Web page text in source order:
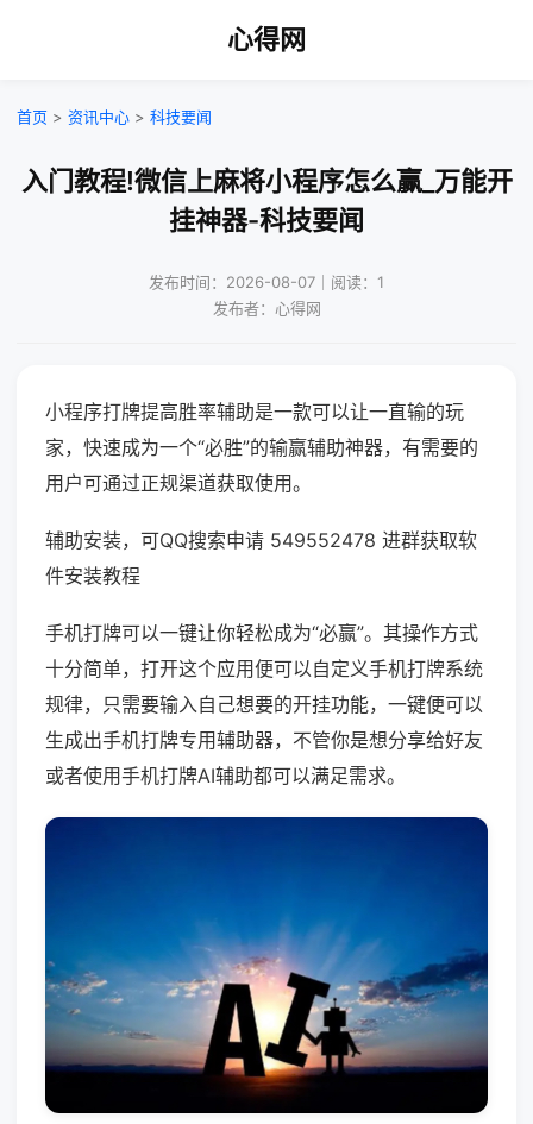
心得网
首页 > 资讯中心 > 科技要闻
入门教程!微信上麻将小程序怎么赢_万能开
挂神器-科技要闻
发布时间：2026-08-07｜阅读：1
发布者：心得网
小程序打牌提高胜率辅助是一款可以让一直输的玩
家，快速成为一个“必胜”的输赢辅助神器，有需要的
用户可通过正规渠道获取使用。
辅助安装，可QQ搜索申请 549552478 进群获取软
件安装教程
手机打牌可以一键让你轻松成为“必赢”。其操作方式
十分简单，打开这个应用便可以自定义手机打牌系统
规律，只需要输入自己想要的开挂功能，一键便可以
生成出手机打牌专用辅助器，不管你是想分享给好友
或者使用手机打牌AI辅助都可以满足需求。